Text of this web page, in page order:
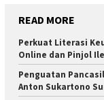
READ MORE
Perkuat Literasi
Online dan Pinjol
Penguatan
Anton Sukartono